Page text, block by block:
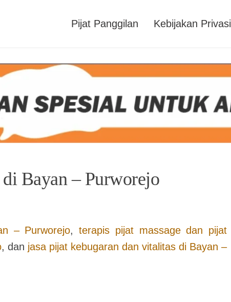
Pijat Panggilan Kebijakan Privasi
Bayan – Purworejo
– Purworejo, terapis pijat massage dan pijat
, dan jasa pijat kebugaran dan vitalitas di Bayan –